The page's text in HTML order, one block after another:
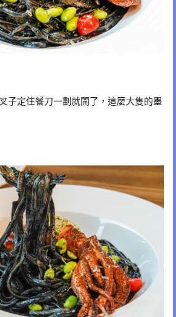
子定住餐刀一劃就開了，這麼大隻的墨